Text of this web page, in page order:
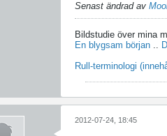
Senast ändrad av
Bildstudie över mina
En blygsam början ..
Rull-terminologi
2012-07-24, 18:45